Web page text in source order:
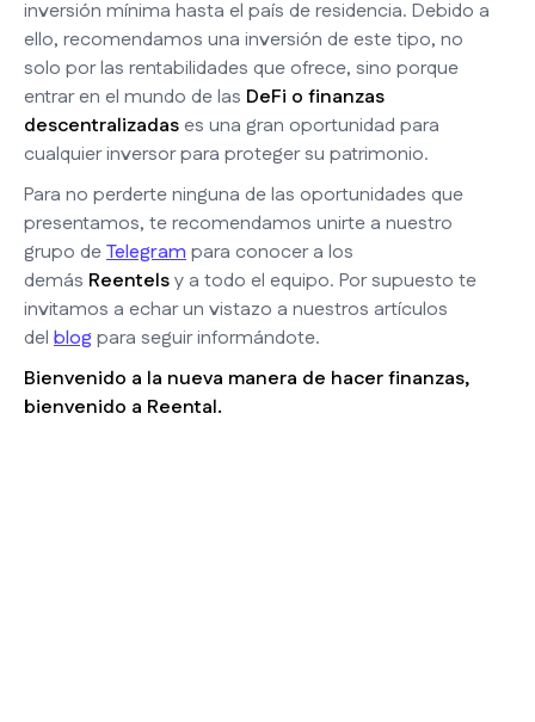
inversión mínima hasta el país de residencia. Debido a
ello, recomendamos una inversión de este tipo, no
solo por las rentabilidades que ofrece, sino porque
entrar en el mundo de las DeFi o finanzas
descentralizadas es una gran oportunidad para
cualquier inversor para proteger su patrimonio.
Para no perderte ninguna de las oportunidades que
presentamos, te recomendamos unirte a nuestro
grupo deTelegrampara conocer a los
demás Reentelsy a todo el equipo. Por supuesto te
invitamos a echar un vistazo a nuestros artículos
del blog para seguir informándote.
Bienvenido a la nueva manera de hacer finanzas,
bienvenido a Reental.